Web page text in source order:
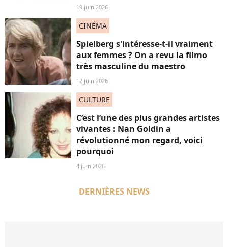
19 juin 2026
CINÉMA
Spielberg s'intéresse-t-il vraiment
aux femmes ? On a revu la filmo
très masculine du maestro
12 juin 2026
CULTURE
C’est l’une des plus grandes artistes
vivantes : Nan Goldin a
révolutionné mon regard, voici
pourquoi
4 juin 2026
DERNIÈRES NEWS